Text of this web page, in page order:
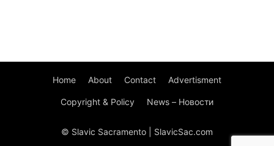
Home About Contact Advertisment
Copyright & Policy News – Новости
© Slavic Sacramento | SlavicSac.com